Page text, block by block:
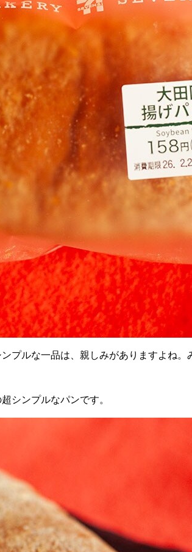
プルな一品は、親しみがありますよね
シンプルなパンです。